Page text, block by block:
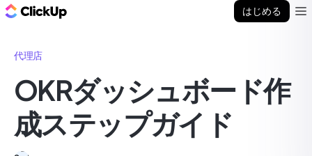
はじめる
代理店
OKRダッシュボード作
成ステップガイド